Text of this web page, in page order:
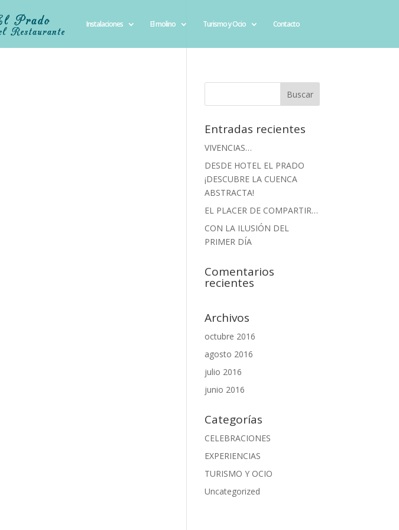
Instalaciones El molino Turismo y Ocio Contacto
Entradas recientes
VIVENCIAS…
DESDE HOTEL EL PRADO
¡DESCUBRE LA CUENCA
ABSTRACTA!
EL PLACER DE COMPARTIR…
CON LA ILUSIÓN DEL
PRIMER DÍA
Comentarios
recientes
Archivos
octubre 2016
agosto 2016
julio 2016
junio 2016
Categorías
CELEBRACIONES
EXPERIENCIAS
TURISMO Y OCIO
Uncategorized